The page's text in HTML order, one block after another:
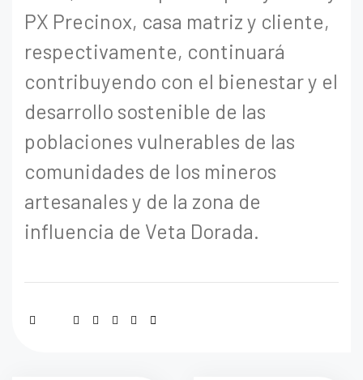
PX Precinox, casa matriz y cliente,
respectivamente, continuará
contribuyendo con el bienestar y el
desarrollo sostenible de las
poblaciones vulnerables de las
comunidades de los mineros
artesanales y de la zona de
influencia de Veta Dorada.